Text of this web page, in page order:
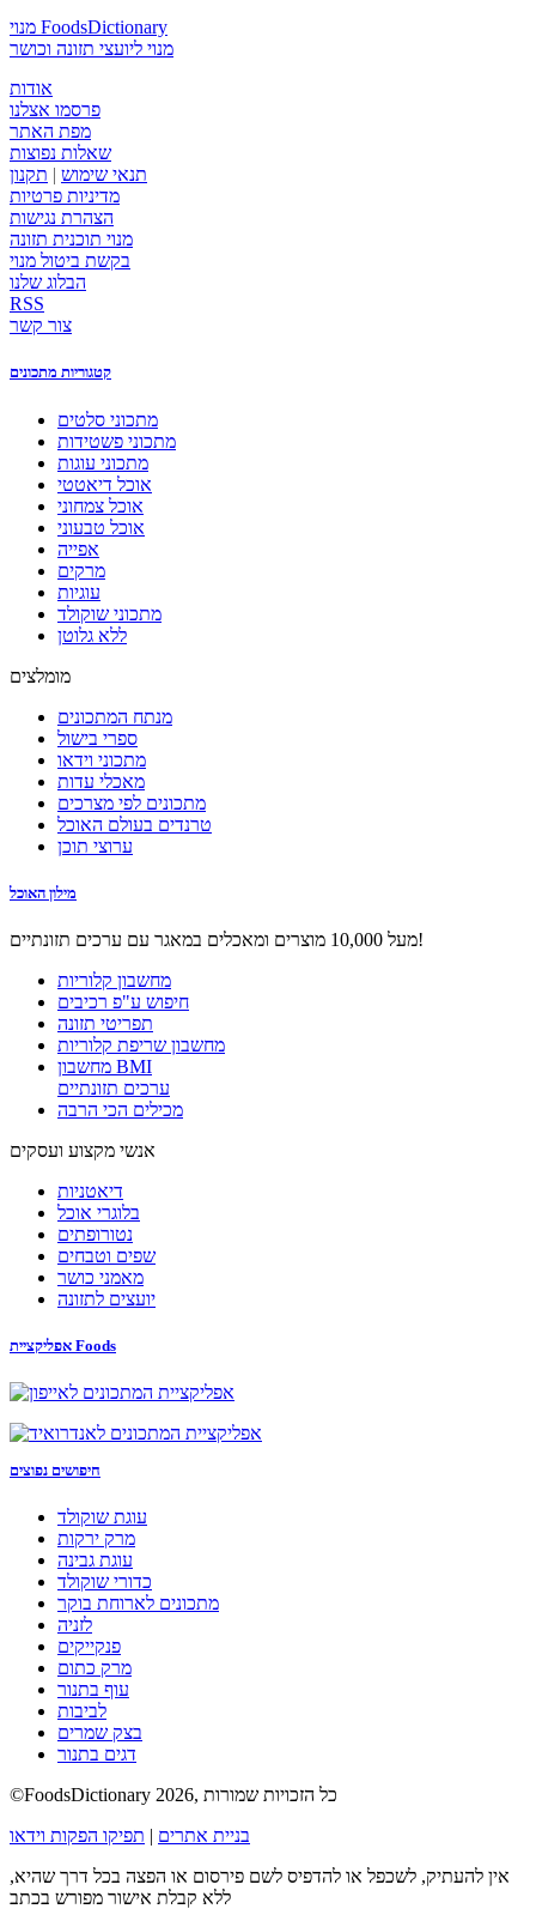
מנוי FoodsDictionary
מנוי ליועצי תזונה וכושר
אודות
פרסמו אצלנו
מפת האתר
שאלות נפוצות
תנאי שימוש | תקנון
מדיניות פרטיות
הצהרת נגישות
מנוי תוכנית תזונה
בקשת ביטול מנוי
הבלוג שלנו
RSS
צור קשר
קטגוריות מתכונים
מתכוני סלטים
מתכוני פשטידות
מתכוני עוגות
אוכל דיאטטי
אוכל צמחוני
אוכל טבעוני
אפייה
מרקים
עוגיות
מתכוני שוקולד
ללא גלוטן
מומלצים
מנתח המתכונים
ספרי בישול
מתכוני וידאו
מאכלי עדות
מתכונים לפי מצרכים
טרנדים בעולם האוכל
ערוצי תוכן
מילון האוכל
מעל 10,000 מוצרים ומאכלים במאגר עם ערכים תזונתיים!
מחשבון קלוריות
חיפוש ע"פ רכיבים
תפריטי תזונה
מחשבון שריפת קלוריות
מחשבון BMI
ערכים תזונתיים
מכילים הכי הרבה
אנשי מקצוע ועסקים
דיאטניות
בלוגרי אוכל
נטורופתים
שפים וטבחים
מאמני כושר
יועצים לתזונה
אפליקציית Foods
חיפושים נפוצים
עוגת שוקולד
מרק ירקות
עוגת גבינה
כדורי שוקולד
מתכונים לארוחת בוקר
לזניה
פנקייקים
מרק כתום
עוף בתנור
לביבות
בצק שמרים
דגים בתנור
©FoodsDictionary 2026, כל הזכויות שמורות
בניית אתרים | תפיקו הפקות וידאו
אין להעתיק, לשכפל או להדפיס לשם פירסום או הפצה בכל דרך שהיא,
ללא קבלת אישור מפורש בכתב